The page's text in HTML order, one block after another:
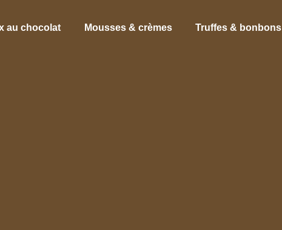
au chocolat Mousses & crèmes Truffes & bonbons